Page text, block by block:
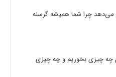
می‌دهد چرا شما همیشه گرسنه
چه چیزی بخوریم و چه چیزی